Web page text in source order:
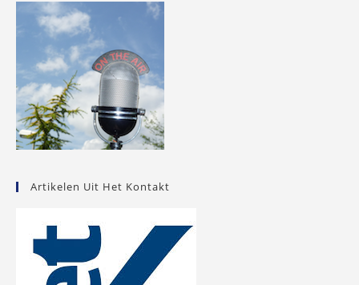
Artikelen Uit Het Kontakt